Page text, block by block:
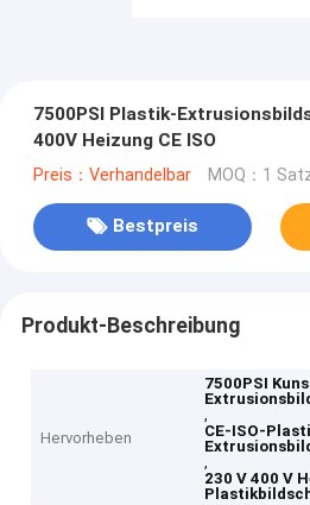
7500PSI Plastik-
400V Heizung CE ISO
Preis：Verhandelbar MOQ：1
Bestpreis
Produkt-Beschreibung
Hervorheben
7500PSI
,
CE-ISO-
,
230 V 400 V